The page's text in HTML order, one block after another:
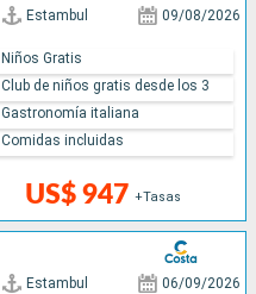
Estambul 09/08/2026
US$ 947 +Tasas
Niños Gratis
Club de niños gratis desde los 3
Gastronomía italiana
Comidas incluidas
Estambul 06/09/2026